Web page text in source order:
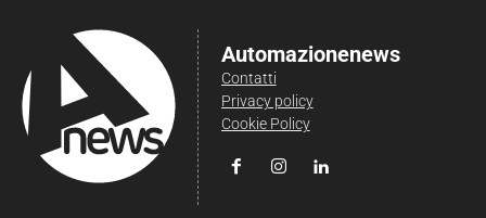
Automazionenews
Contatti
Privacy policy
Cookie Policy